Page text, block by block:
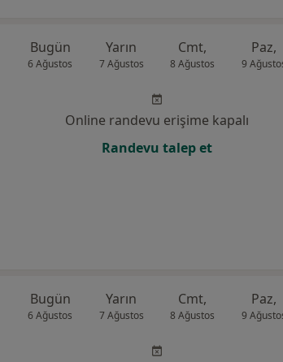
Bugün
6 Ağustos
Yarın
7 Ağustos
Cmt,
8 Ağustos
Paz,
9
Online randevu erişime kapalı
Randevu talep et
Bugün
6 Ağustos
Yarın
7 Ağustos
Cmt,
8 Ağustos
Paz,
9